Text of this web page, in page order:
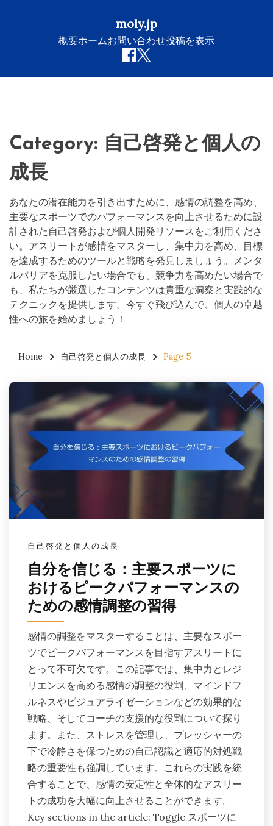
moly.jp
概要ホームお問い合わせ投稿を表示
Category: 自己啓発と個人の
成長
あなたの潜在能力を引き出すために、感情の調整を高め、
主要なスポーツでのパフォーマンスを向上させるために設
計された自己啓発および個人開発リソースをご利用くださ
い。アスリートが感情をマスターし、集中力を高め、目標
を達成するためのツールと戦略を発見しましょう。メンタ
ルバリアを克服したい場合でも、競争力を高めたい場合で
も、私たちが厳選したコンテンツは貴重な洞察と実践的な
テクニックを提供します。今すぐ飛び込んで、個人の卓越
性への旅を始めましょう！
Home 自己啓発と個人の成長 Page 5
自己啓発と個人の成長
自分を信じる：主要スポーツに
おけるピークパフォーマンスの
ための感情調整の習得
感情の調整をマスターすることは、主要なスポー
ツでピークパフォーマンスを目指すアスリートに
とって不可欠です。この記事では、集中力とレジ
リエンスを高める感情の調整の役割、マインドフ
ルネスやビジュアライゼーションなどの効果的な
戦略、そしてコーチの支援的な役割について探り
ます。また、ストレスを管理し、プレッシャーの
下で冷静さを保つための自己認識と適応的対処戦
略の重要性も強調しています。これらの実践を統
合することで、感情の安定性と全体的なアスリー
トの成功を大幅に向上させることができます。
Key sections in the article: Toggle スポーツに